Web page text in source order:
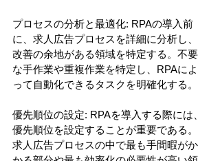
プロセスの分析と最適化: RPAの導入前
に、求人広告プロセスを詳細に分析し、
改善の余地がある領域を特定する。不要
な手作業や重複作業を特定し、RPAによ
って自動化できるタスクを明確化する。
優先順位の設定: RPAを導入する際には、
優先順位を設定することが重要である。
求人広告プロセスの中で最も手間暇がか